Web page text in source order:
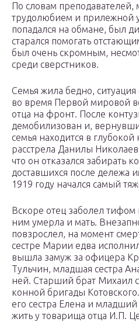
По словам преподавателей,
трудолюбием и прилежной
попадался на обмане, был
старался помогать
был очень скромным,
среди сверстников.
Семья жила бедно,
во время Первой мировой
отца на фронт. После
демобилизован и,
семья находится в
расстрела Данилы
что он отказался забирать
доставшихся после дележа
1919 году начался самый
Вскоре отец заболел тифом
ним умерла и мать.
повзрослел, на момент
сестре Марии едва
вышла замуж за офицера
Тульчин, младшая сестра
ней. Старший брат Михаил
конной бригады
его сестра Елена и младший
жить у товарища отца И.П.